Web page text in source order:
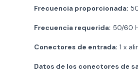
Frecuencia proporcionada:
Frecuencia requerida: 50/60
Conectores de entrada: 1 x
Datos de los conectores de